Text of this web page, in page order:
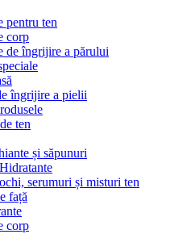
pentru ten
corp
de îngrijire a părului
îngrijire a pielii
ten
și săpunuri
serumuri și misturi ten
față
corp